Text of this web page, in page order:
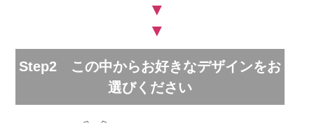
▼
▼
Step2 この中からお好きなデザインをお
選びください